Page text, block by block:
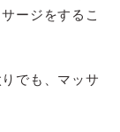
ージをするこ
でも、マッサ